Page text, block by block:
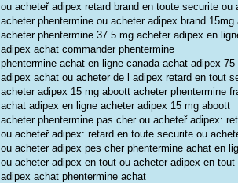
ou acheteř adipex retard brand en toute securite
acheter phentermine ou acheter adipex brand 15mg
acheter phentermine 37.5 mg acheter adipex en
adipex achat commander phentermine
phentermine achat en ligne canada achat adipex 75
adipex achat ou acheter de l adipex retard en tout
acheter adipex 15 mg aboott acheter phentermine
achat adipex en ligne acheter adipex 15 mg aboott
acheter phentermine pas cher ou acheteř adipex:
ou acheteř adipex: retard en toute securite ou
ou acheter adipex pes cher phentermine achat en
ou acheter adipex en tout ou acheter adipex en tout
adipex achat phentermine achat